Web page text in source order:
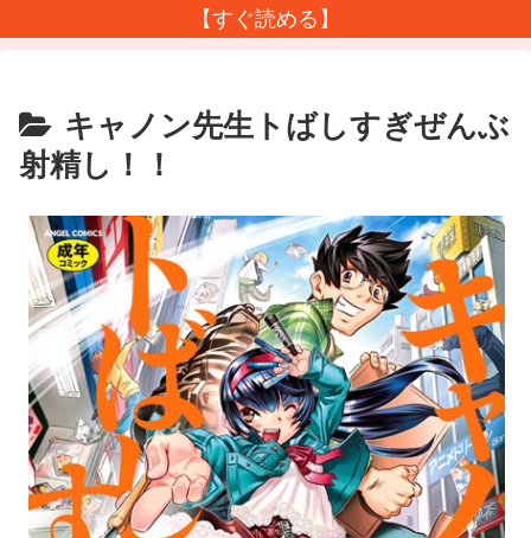
【すぐ読める】
キャノン先生トばしすぎぜんぶ
射精し！！